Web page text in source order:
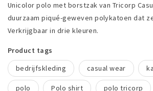
Unicolor polo met borstzak van Tricorp
duurzaam piqué-geweven polykatoen dat
Verkrijgbaar in drie kleuren.
Product tags
bedrijfskleding
casual wear
polo Polo shirt polo tricorp